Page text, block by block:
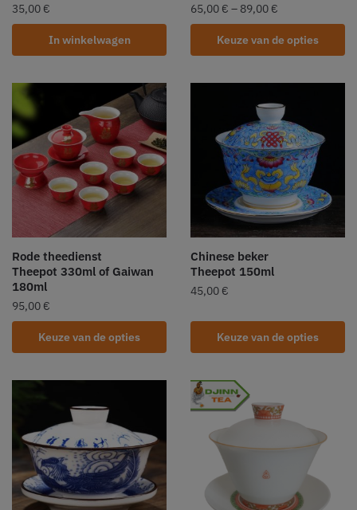
35,00 €
In winkelwagen
65,00 € – 89,00 €
Keuze van de opties
Rode theedienst
Theepot 330ml of Gaiwan
180ml
95,00 €
Keuze van de opties
Chinese beker
Theepot 150ml
45,00 €
Keuze van de opties